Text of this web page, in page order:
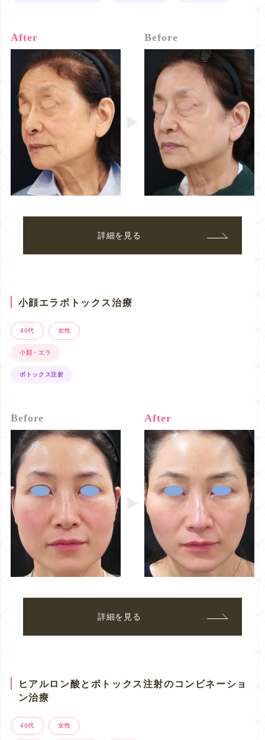
After Before
詳細を見る
小顔エラボトックス治療
40代 女性
小顔・エラ
ボトックス注射
Before After
詳細を見る
ヒアルロン酸とボトックス注射のコンビネーショ
ン治療
40代 女性